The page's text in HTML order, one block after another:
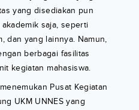
yang disediakan pun
saja, seperti
dan yang lainnya. Namun,
berbagai fasilitas
kegiatan mahasiswa.
Pusat Kegiatan
UKM UNNES yang